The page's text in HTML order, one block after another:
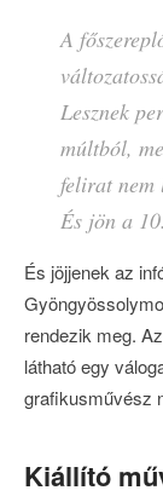
A
Lesznek
múltból,
felirat nem
És jön a
És jöjjenek az
rendezik meg.
látható egy
grafikusművész
Kiállító